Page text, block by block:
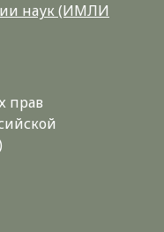
наук (ИМЛИ
прав